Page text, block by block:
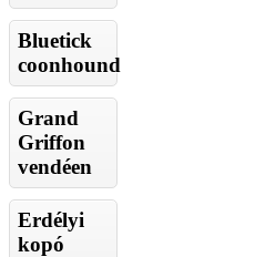
Bluetick
coonhound
Grand
Griffon
vendéen
Erdélyi
kopó